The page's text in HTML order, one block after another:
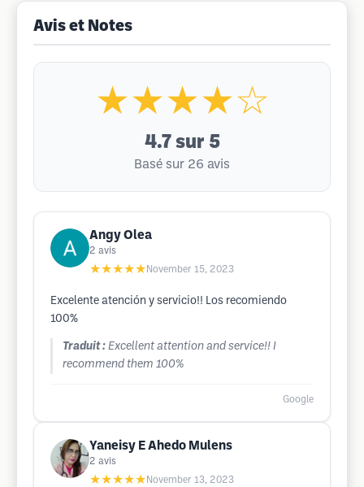
Avis et Notes
★★★★☆
4.7 sur 5
Basé sur 26 avis
Angy Olea
2 avis
★★★★★ November 15, 2023
Excelente atención y servicio!! Los recomiendo
100%
Traduit : Excellent attention and service!! I
recommend them 100%
Google
Yaneisy E Ahedo Mulens
2 avis
★★★★★ November 13, 2023